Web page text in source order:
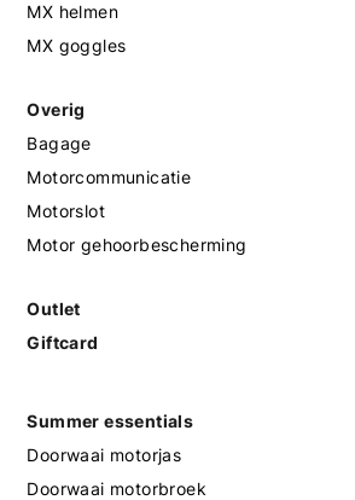
MX helmen
MX goggles
Overig
Bagage
Motorcommunicatie
Motorslot
Motor gehoorbescherming
Outlet
Giftcard
Summer essentials
Doorwaai motorjas
Doorwaai motorbroek